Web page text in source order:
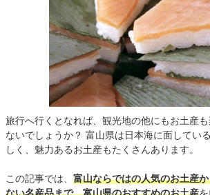
旅行へ行くとなれば、観光地の他にもお土産
ないでしょうか？ 富山県は日本海に面してい
しく、魅力あるお土産もたくさんあります。
この記事では、 富山ならではの人気のお土産